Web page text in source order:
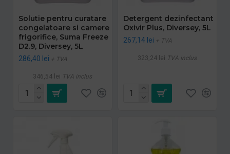
Solutie pentru curatare
congelatoare si camere
frigorifice, Suma Freeze
D2.9, Diversey, 5L
286,40 lei + TVA
346,54 lei TVA inclus
Detergent dezinfectant
Oxivir Plus, Diversey, 5L
267,14 lei + TVA
323,24 lei TVA inclus